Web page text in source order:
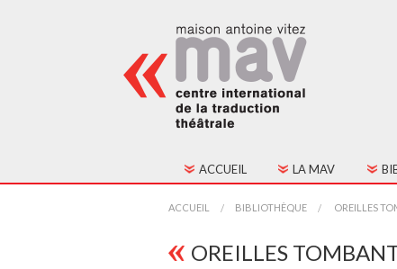
ACCUEIL LA MAV
HISTORIQUE
FONCTIONNEMENT
ACCUEIL BIBLIOTHÈQUE OREILLES
OREILLES